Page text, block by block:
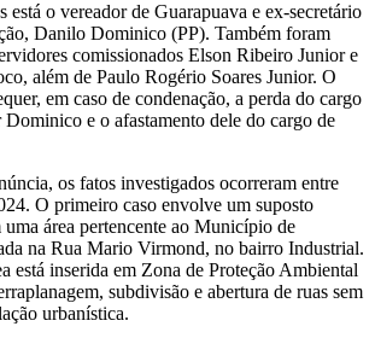
está o vereador de Guarapuava e ex-secretário
Danilo Dominico (PP). Também foram
comissionados Elson Ribeiro Junior e
além de Paulo Rogério Soares Junior. O
em caso de condenação, a perda do cargo
e o afastamento dele do cargo de
os fatos investigados ocorreram entre
O primeiro caso envolve um suposto
área pertencente ao Município de
na Rua Mario Virmond, no bairro Industrial.
está inserida em Zona de Proteção Ambiental
subdivisão e abertura de ruas sem
urbanística.